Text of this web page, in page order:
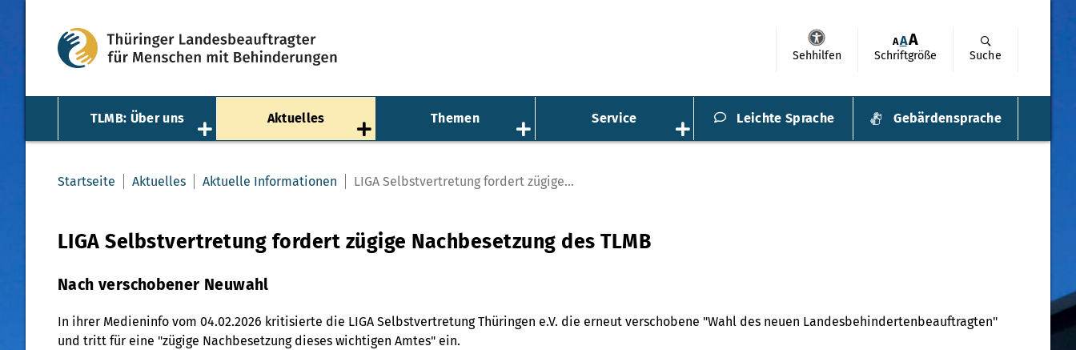
Sehhilfen
AAA
Schriftgröße Suche
TLMB: Über uns Aktuelles Themen Service Leichte Sprache Gebärdensprache
Startseite Aktuelles Aktuelle Informationen LIGA Selbstvertretung fordert zügige...
LIGA Selbstvertretung fordert zügige Nachbesetzung des TLMB
Nach verschobener Neuwahl
In ihrer Medieninfo vom 04.02.2026 kritisierte die LIGA Selbstvertretung Thüringen e.V. die erneut verschobene "Wahl des neuen Landesbehindertenbeauftragten"
und tritt für eine "zügige Nachbesetzung dieses wichtigen Amtes" ein.